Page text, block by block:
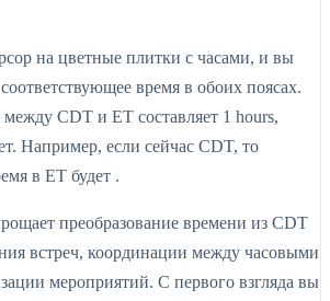
на цветные плитки с часами, и вы
время в обоих поясах.
CDT и ET составляет 1 hours,
Например, если сейчас CDT, то
в ET будет .
преобразование времени из CDT
встреч, координации между часовыми
мероприятий. С первого взгляда вы